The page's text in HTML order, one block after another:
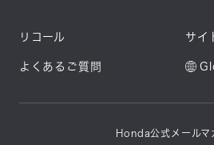
リコール
よくあるご質問
サイ
Honda公式メールマ